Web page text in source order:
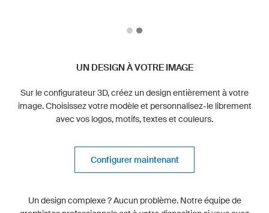
UN DESIGN À VOTRE IMAGE
Sur le configurateur 3D, créez un design entièrement à votre
image. Choisissez votre modèle et personnalisez-le librement
avec vos logos, motifs, textes et couleurs.
Configurer maintenant
Un design complexe ? Aucun problème. Notre équipe de